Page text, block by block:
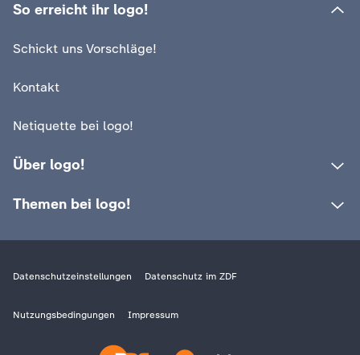
logo!:
Weltkrieg
So erreicht ihr logo!
Schickt uns Vorschläge!
Kontakt
Netiquette bei logo!
Über logo!
Themen bei logo!
Datenschutzeinstellungen Datenschutz im ZDF
Nutzungsbedingungen Impressum